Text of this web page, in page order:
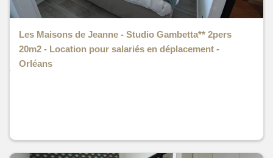
Les Maisons de Jeanne - Studio Gambetta** 2pers
20m2 - Location pour salariés en déplacement -
Orléans